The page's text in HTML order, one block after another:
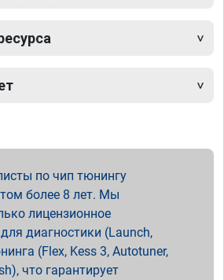
по чип тюнингу
более 8 лет. Мы
лицензионное
диагностики (Launch,
(Flex, Kess 3, Autotuner,
что гарантирует